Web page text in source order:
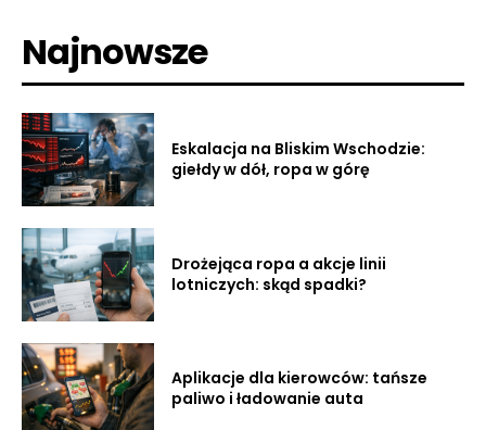
Najnowsze
Eskalacja na Bliskim Wschodzie:
giełdy w dół, ropa w górę
Drożejąca ropa a akcje linii
lotniczych: skąd spadki?
Aplikacje dla kierowców: tańsze
paliwo i ładowanie auta